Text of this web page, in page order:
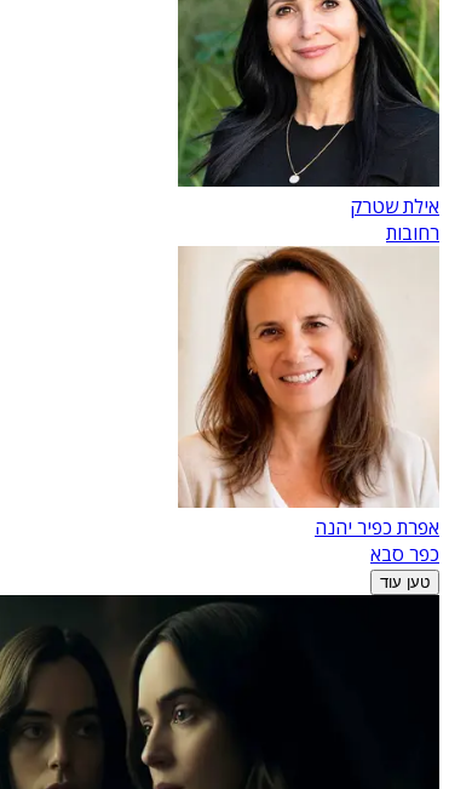
אילת שטרק
רחובות
אפרת כפיר יהנה
כפר סבא
טען עוד